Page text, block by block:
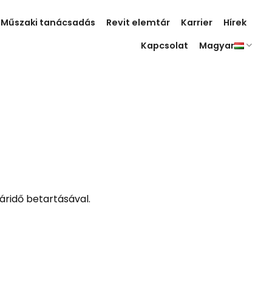
Műszaki tanácsadás Revit elemtár Karrier
Hírek
Kapcsolat
Magyar
betartásával.